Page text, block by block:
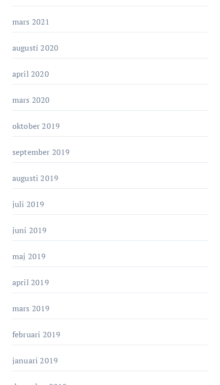
mars 2021
augusti 2020
april 2020
mars 2020
oktober 2019
september 2019
augusti 2019
juli 2019
juni 2019
maj 2019
april 2019
mars 2019
februari 2019
januari 2019